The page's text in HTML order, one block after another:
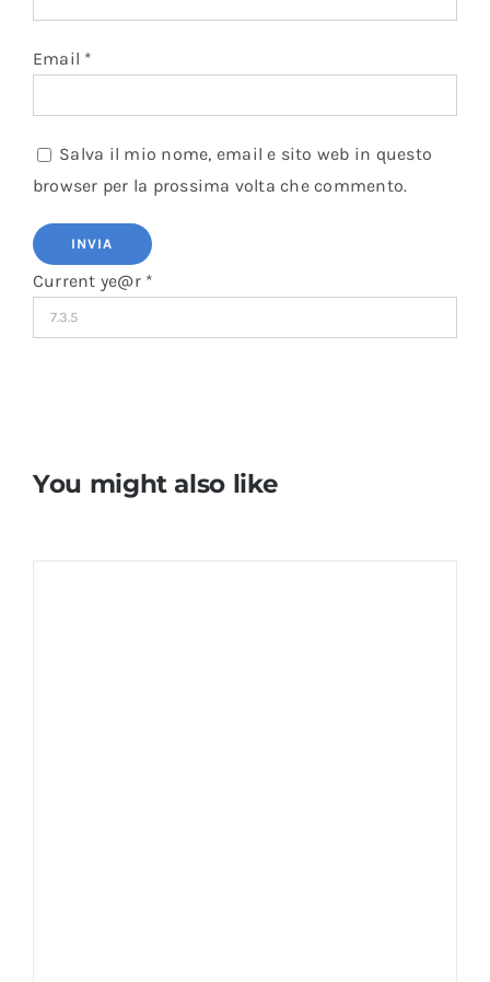
Email *
Salva il mio nome, email e sito web in questo
browser per la prossima volta che commento.
Current ye@r *
You might also like